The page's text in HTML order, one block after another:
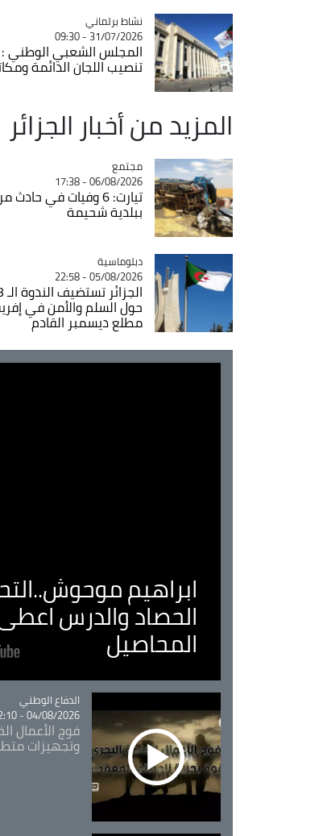
Catégorie
نشاط برلماني
31/07/2026 - 09:30
المجلس الشعبي الوطني :
تنصيب اللجان الدائمة
المزيد من أخبار الجزائر
Catégorie
مجتمع
06/08/2026 - 17:38
تيارت: 6 وفيات في حادث
ببلدية شحيمة
Catégorie
دبلوماسية
05/08/2026 - 22:58
حول السلم والأمن في
مطلع ديسمبر القادم
ابراهيم
الحصاد والدرس
المحاصيل
Catégorie
الدفاع الوطني
04/08/2026 - 12:10
فوج الأعمال
وتجهيزات